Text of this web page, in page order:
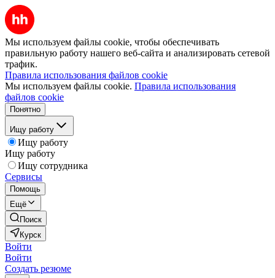
Мы используем файлы cookie, чтобы обеспечивать
правильную работу нашего веб-сайта и анализировать сетевой
трафик.
Правила использования файлов cookie
Мы используем файлы cookie. Правила использования
файлов cookie
Понятно
Ищу работу
Ищу работу
Ищу работу
Ищу сотрудника
Сервисы
Помощь
Ещё
Поиск
Курск
Войти
Войти
Создать резюме